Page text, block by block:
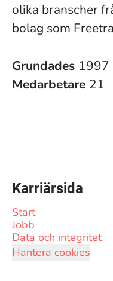
olika branscher
bolag som
Grundades 1997
Medarbetare 21
Karriärsida
Start
Jobb
Data och integritet
Hantera cookies